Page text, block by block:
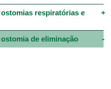
respiratórias e
de eliminação